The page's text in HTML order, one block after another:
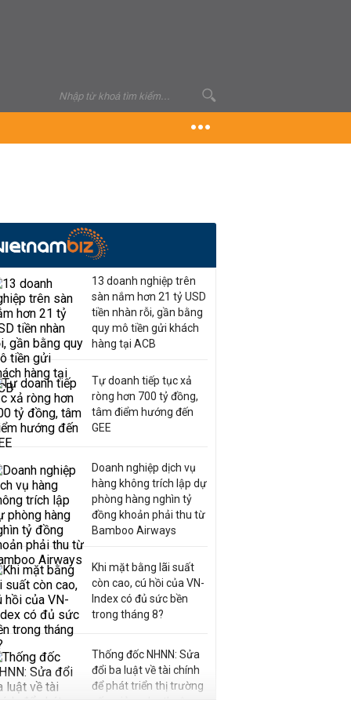
13 doanh nghiệp trên
sàn nắm hơn 21 tỷ USD
tiền nhàn rỗi, gần bằng
quy mô tiền gửi khách
hàng tại ACB
Tự doanh tiếp tục xả
ròng hơn 700 tỷ đồng,
tâm điểm hướng đến
GEE
Doanh nghiệp dịch vụ
hàng không trích lập dự
phòng hàng nghìn tỷ
đồng khoản phải thu từ
Bamboo Airways
Khi mặt bằng lãi suất
còn cao, cú hồi của VN-
Index có đủ sức bền
trong tháng 8?
Thống đốc NHNN: Sửa
đổi ba luật về tài chính
để phát triển thị trường